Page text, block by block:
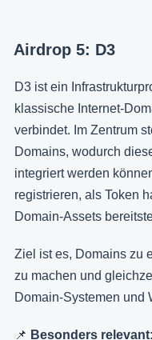
Airdrop 5: D3
D3 ist ein
klassische Internet-
verbindet. Im Zentrum
Domains, wodurch
integriert werden
registrieren, als Token
Domain-Assets
Ziel ist es, Domains zu
zu machen und
Domain-Systemen und
📌 Besonders relevant: